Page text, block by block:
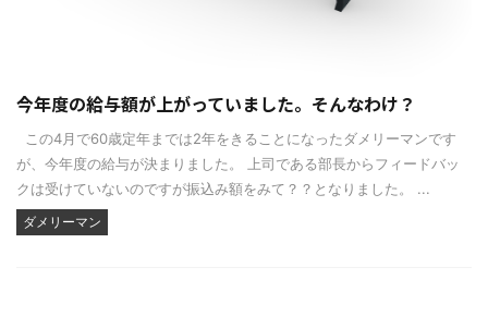
今年度の給与額が上がっていました。そんなわけ？
この4月で60歳定年までは2年をきることになったダメリーマンです
が、今年度の給与が決まりました。 上司である部長からフィードバッ
クは受けていないのですが振込み額をみて？？となりました。 ...
ダメリーマン